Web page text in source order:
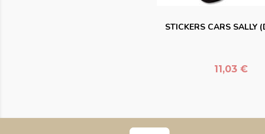
STICKERS CARS SALLY
Prix
11,03 €